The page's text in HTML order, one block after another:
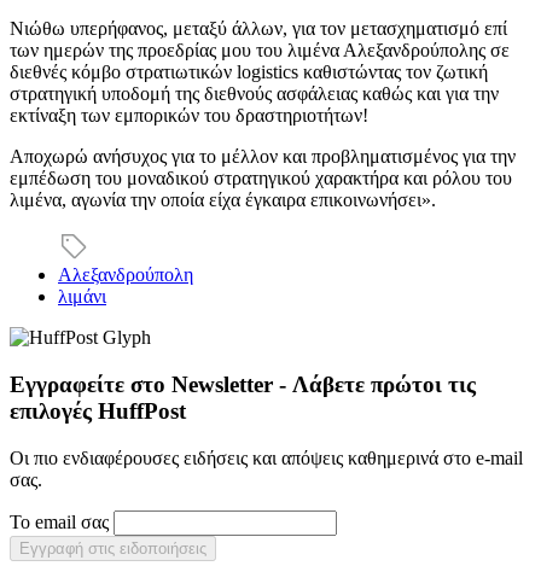
Νιώθω υπερήφανος, μεταξύ άλλων, για τον μετασχηματισμό επί
των ημερών της προεδρίας μου του λιμένα Αλεξανδρούπολης σε
διεθνές κόμβο στρατιωτικών logistics καθιστώντας τον ζωτική
στρατηγική υποδομή της διεθνούς ασφάλειας καθώς και για την
εκτίναξη των εμπορικών του δραστηριοτήτων!
Αποχωρώ ανήσυχος για το μέλλον και προβληματισμένος για την
εμπέδωση του μοναδικού στρατηγικού χαρακτήρα και ρόλου του
λιμένα, αγωνία την οποία είχα έγκαιρα επικοινωνήσει».
Αλεξανδρούπολη
λιμάνι
Εγγραφείτε στο Newsletter - Λάβετε πρώτοι τις
επιλογές HuffPost
Οι πιο ενδιαφέρουσες ειδήσεις και απόψεις καθημερινά στο e-mail
σας.
Το email σας
Εγγραφή στις ειδοποιήσεις